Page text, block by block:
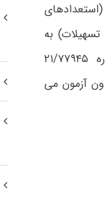
ماده ۱ آیین نامه ارائه تسهیلات) به
برگزیدگان علمی برای ورود به دوره های تحصیلات تکمیلی بالاتر (ابلاغیه شماره ۲۱/۷۷۹۴۵
آزمون می